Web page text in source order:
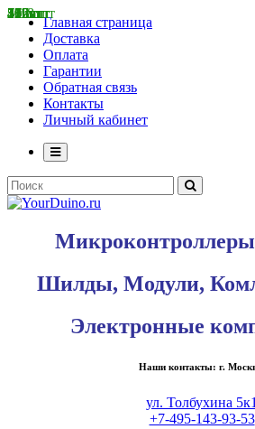
Главная страница
Доставка
Оплата
Гарантии
Обратная связь
Контакты
Личный кабинет
Шилды, Модули,
Электронные
Наши контакты: г.
ул. Толбухина 5к1
+7-495-143-93-53
126 шт
51 шт
36 шт
57 шт
45 шт
799 шт
1118 шт
75 шт
21 шт
177 шт
41 шт
2 шт
50 шт
50 шт
332 шт
33 шт